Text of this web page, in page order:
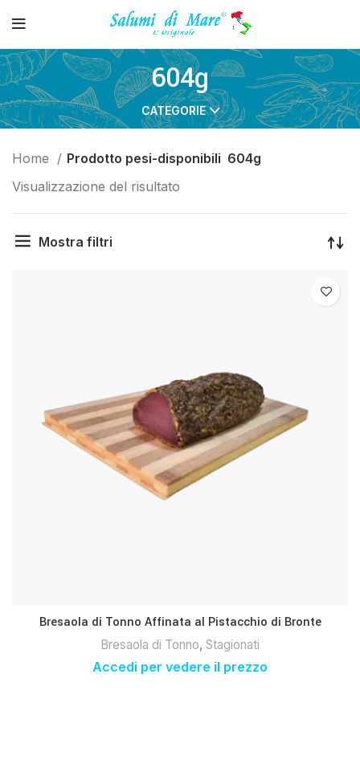
604g
CATEGORIE
Home Prodotto pesi-disponibili 604g
Visualizzazione del risultato
Mostra filtri
Bresaola di Tonno Affinata al Pistacchio di Bronte
Bresaola di Tonno, Stagionati
Accedi per vedere il prezzo